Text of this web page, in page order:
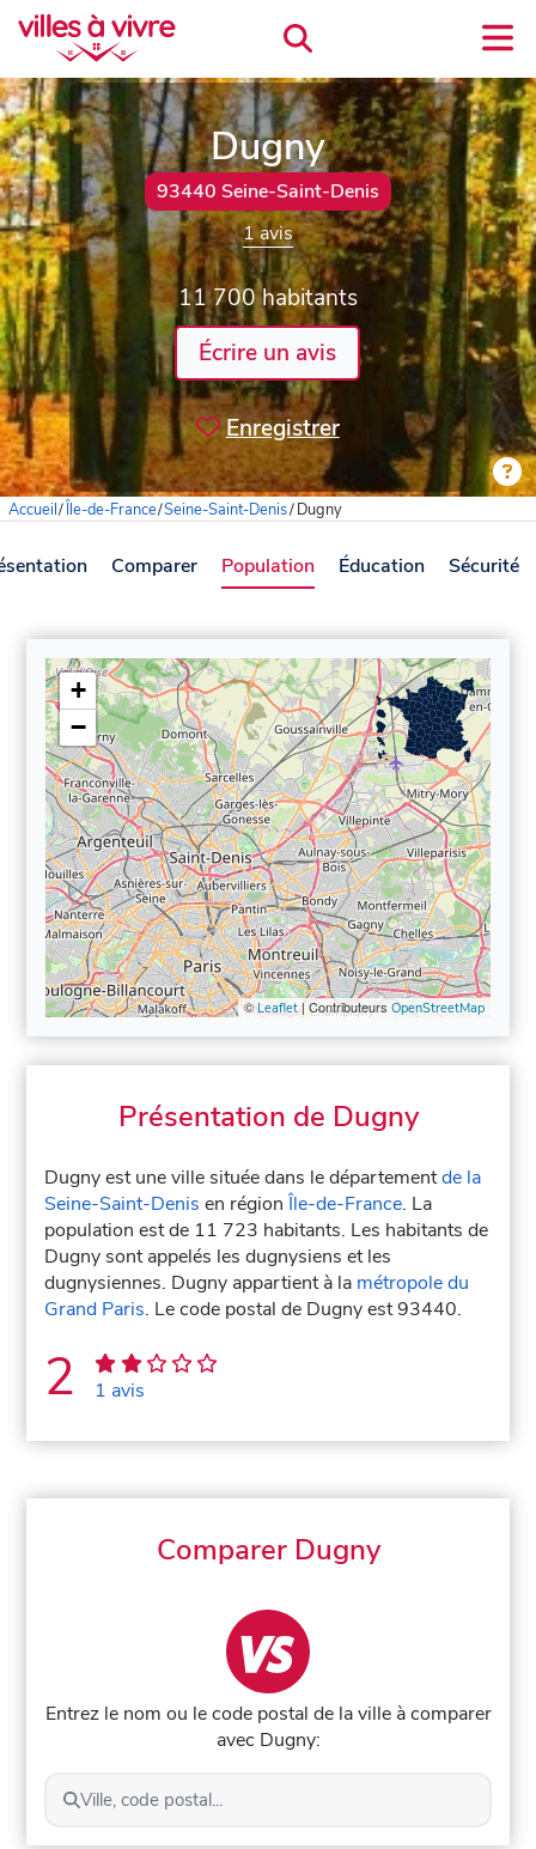
Dugny
93440 Seine-Saint-Denis
1 avis
11 700 habitants
Écrire un avis
Enregistrer
Accueil/Île-de-France/Seine-Saint-Denis/Dugny
Comparer Population Éducation Sécurité
+
−
©Leaflet| Contributeurs OpenStreetMap
Présentation de Dugny
Dugny est une ville située dans le départementde la
Seine-Saint-Denis en régionÎle-de-France. La
population est de 11 723 habitants. Les habitants de
Dugny sont appelés les dugnysiens et les
dugnysiennes. Dugny appartient à la métropole du
Grand Paris. Le code postal de Dugny est 93440.
2 1 avis
Comparer Dugny
Entrez le nom ou le code postal de la ville à comparer
avec Dugny:
Ville, code postal...